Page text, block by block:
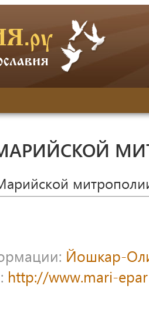
Йошкар-
http://www.mari-